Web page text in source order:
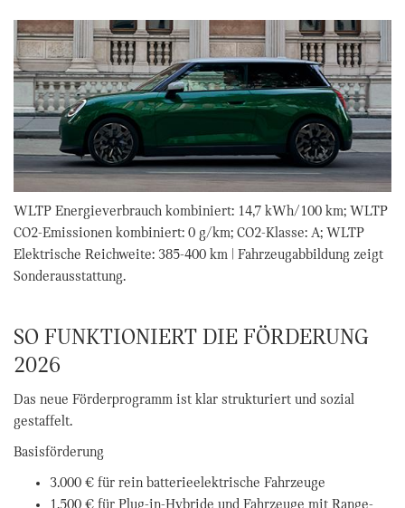
WLTP Energieverbrauch kombiniert: 14,7 kWh/100 km; WLTP
CO2-Emissionen kombiniert: 0 g/km; CO2-Klasse: A; WLTP
Elektrische Reichweite: 385-400 km | Fahrzeugabbildung zeigt
Sonderausstattung.
SO FUNKTIONIERT DIE FÖRDERUNG
2026
Das neue Förderprogramm ist klar strukturiert und sozial
gestaffelt.
Basisförderung
3.000 € für rein batterieelektrische Fahrzeuge